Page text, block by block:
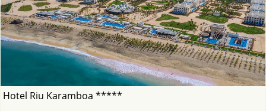
Hotel Riu Karamboa *****